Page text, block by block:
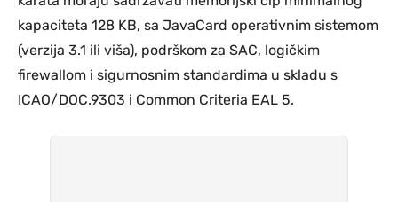
kapaciteta 128 KB, sa JavaCard operativnim sistemom
(verzija 3.1 ili viša), podrškom za SAC, logičkim
firewallom i sigurnosnim standardima u skladu s
ICAO/DOC.9303 i Common Criteria EAL 5.